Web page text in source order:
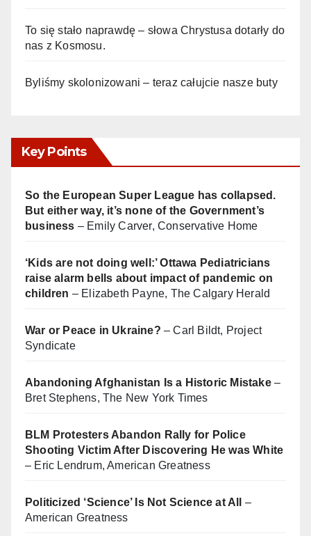
To się stało naprawdę – słowa Chrystusa dotarły do
nas z Kosmosu.
Byliśmy skolonizowani – teraz całujcie nasze buty
Key Points
So the European Super League has collapsed.
But either way, it’s none of the Government’s
business – Emily Carver, Conservative Home
‘Kids are not doing well:’ Ottawa Pediatricians
raise alarm bells about impact of pandemic on
children – Elizabeth Payne, The Calgary Herald
War or Peace in Ukraine? – Carl Bildt, Project
Syndicate
Abandoning Afghanistan Is a Historic Mistake–
Bret Stephens, The New York Times
BLM Protesters Abandon Rally for Police
Shooting Victim After Discovering He was White
– Eric Lendrum, American Greatness
Politicized ‘Science’ Is Not Science at All
–
American Greatness